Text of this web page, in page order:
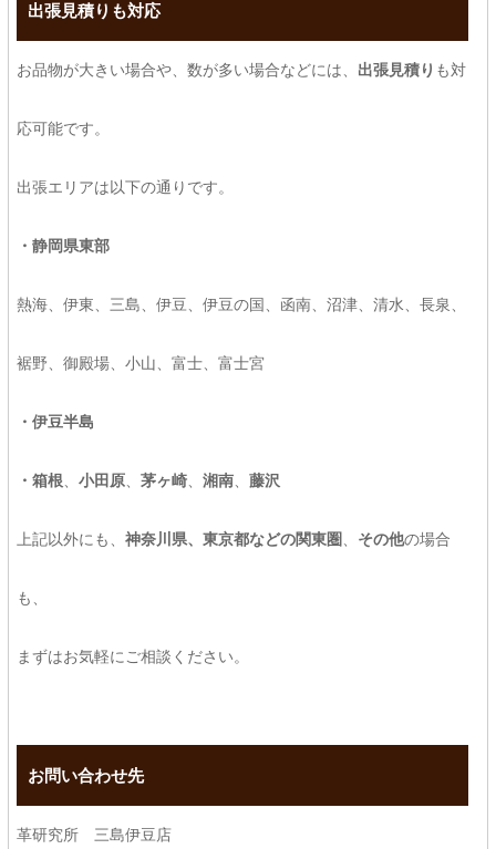
出張見積りも対応
お品物が大きい場合や、数が多い場合などには、 出張見積り も対
応可能です。
出張エリアは以下の通りです。
・静岡県東部
熱海、伊東、三島、伊豆、伊豆の国、函南、沼津、清水、長泉、
裾野、御殿場、小山、富士、富士宮
・伊豆半島
・箱根 小田原、 茅ヶ崎、 湘南、 藤沢
上記以外にも、 神奈川県、東京都などの関東圏 その他の場合
も、
まずはお気軽にご相談ください。
お問い合わせ先
革研究所 三島伊豆店